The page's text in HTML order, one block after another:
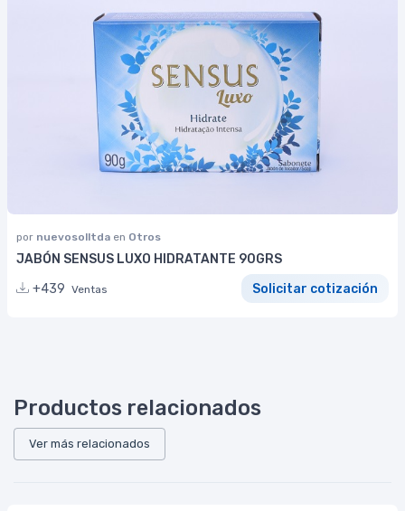
por nuevosolltda en Otros
JABÓN SENSUS LUXO HIDRATANTE 90GRS
+439 Ventas Solicitar cotización
Productos relacionados
Ver más relacionados